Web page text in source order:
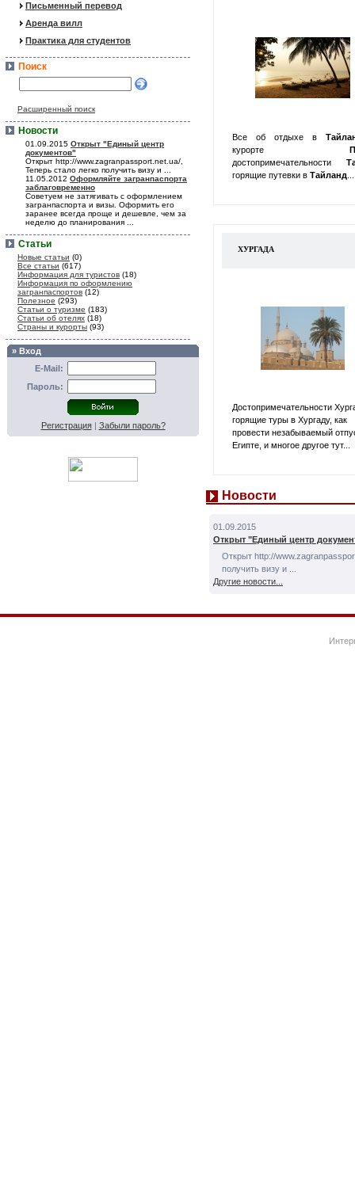
Письменный перевод
Аренда вилл
Практика для студентов
Поиск
Расширенный поиск
Новости
01.09.2015 Открыт "Единый центр
документов"
Открыт http://www.zagranpassport.net.ua/,
Теперь стало легко получить визу и ...
11.05.2012 Оформляйте загранпаспорта
заблаговременно
Советуем не затягивать с оформлением
загранпаспорта и визы. Оформить его
заранее всегда проще и дешевле, чем за
неделю до планирования ...
Статьи
Новые статьи (0)
Все статьи (617)
Информация для туристов (18)
Информация по оформлению
загранпаспортов (12)
Полезное (293)
Статьи о туризме (183)
Статьи об отелях (18)
Страны и курорты (93)
» Вход
E-Mail:
Пароль:
Регистрация| Забыли пароль?
Все об отдыхе в
курорте
достопримечательности
горящие путевки в Тайланд
ХУРГАДА
Достопримечательности
горящие туры в Хургаду, как
провести незабываемый
Египте, и многое другое тут...
Новости
01.09.2015
Открыт "Единый центр
Открыт http://
получить визу и ...
Другие новости...